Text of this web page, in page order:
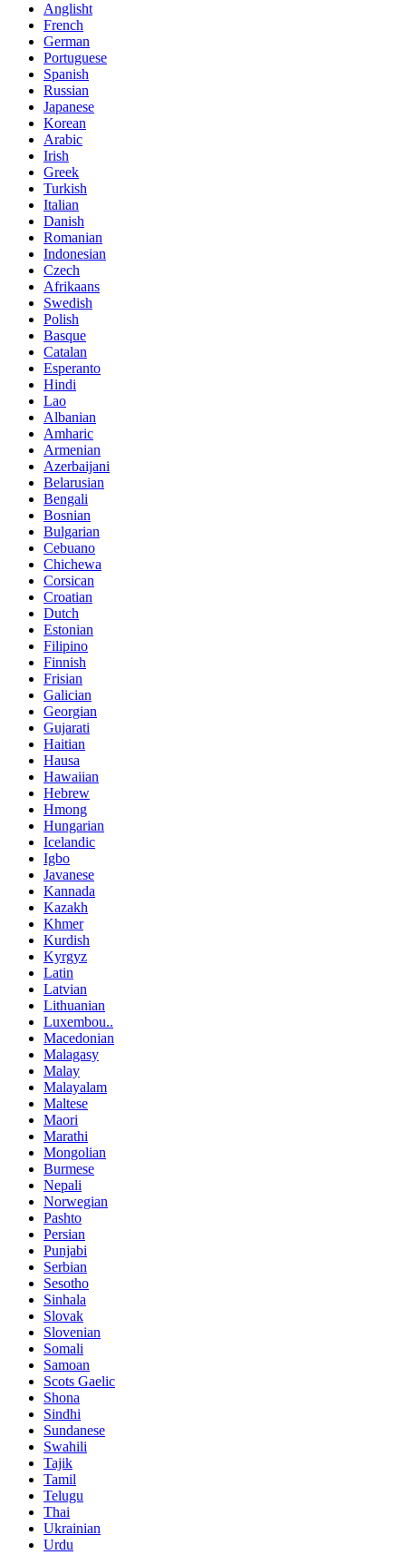
Anglisht
French
German
Portuguese
Spanish
Russian
Japanese
Korean
Arabic
Irish
Greek
Turkish
Italian
Danish
Romanian
Indonesian
Czech
Afrikaans
Swedish
Polish
Basque
Catalan
Esperanto
Hindi
Lao
Albanian
Amharic
Armenian
Azerbaijani
Belarusian
Bengali
Bosnian
Bulgarian
Cebuano
Chichewa
Corsican
Croatian
Dutch
Estonian
Filipino
Finnish
Frisian
Galician
Georgian
Gujarati
Haitian
Hausa
Hawaiian
Hebrew
Hmong
Hungarian
Icelandic
Igbo
Javanese
Kannada
Kazakh
Khmer
Kurdish
Kyrgyz
Latin
Latvian
Lithuanian
Luxembou..
Macedonian
Malagasy
Malay
Malayalam
Maltese
Maori
Marathi
Mongolian
Burmese
Nepali
Norwegian
Pashto
Persian
Punjabi
Serbian
Sesotho
Sinhala
Slovak
Slovenian
Somali
Samoan
Scots Gaelic
Shona
Sindhi
Sundanese
Swahili
Tajik
Tamil
Telugu
Thai
Ukrainian
Urdu